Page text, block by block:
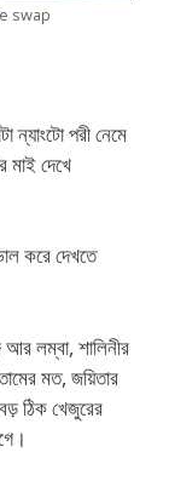
swap
ন্যাংটো পরী নেমে
মাই দেখে
করে দেখতে
লম্বা, শালিনীর
মত, জয়িতার
ঠিক খেজুরের